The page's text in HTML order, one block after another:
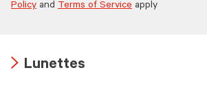
Policy and Terms of Service apply
Lunettes